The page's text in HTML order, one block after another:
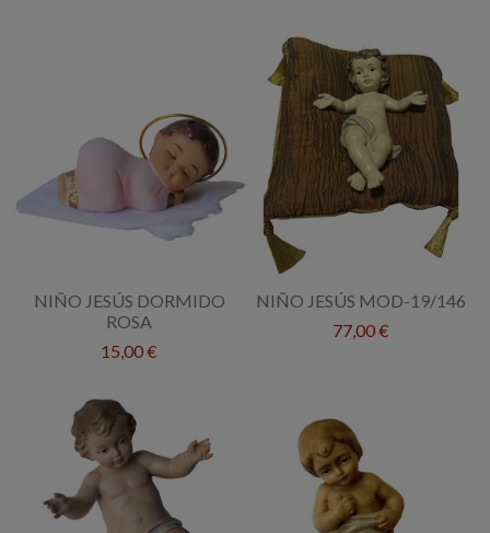
NIÑO JESÚS DORMIDO
ROSA
15,00 €
NIÑO JESÚS MOD-19/146
77,00 €